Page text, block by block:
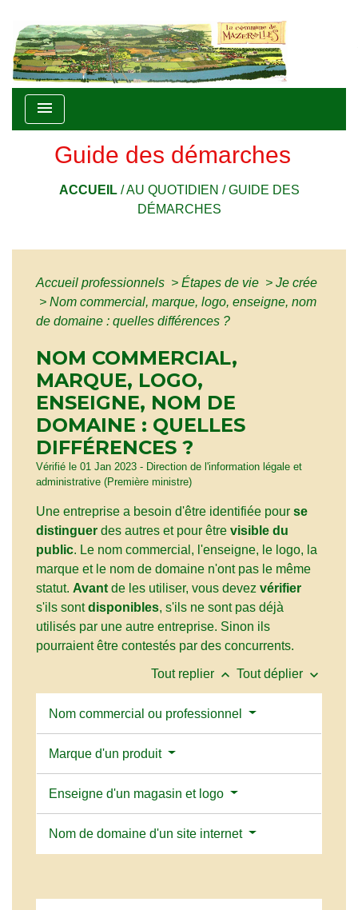
menu
Guide des démarches
ACCUEIL/AU QUOTIDIEN /GUIDE DES
DÉMARCHES
Accueil professionnels > Étapes de vie > Je crée
> Nom commercial, marque, logo, enseigne, nom
de domaine : quelles différences ?
NOM COMMERCIAL,
MARQUE, LOGO,
ENSEIGNE, NOM DE
DOMAINE : QUELLES
DIFFÉRENCES ?
Vérifié le 01 Jan 2023 - Direction de l'information légale et
administrative (Première ministre)
Une entreprise a besoin d'être identifiée pour se
distinguer des autres et pour être visible du
public. Le nom commercial, l'enseigne, le logo, la
marque et le nom de domaine n'ont pas le même
statut. Avant de les utiliser, vous devez vérifier
s'ils sontdisponibles, s'ils ne sont pas déjà
utilisés par une autre entreprise. Sinon ils
pourraient être contestés par des concurrents.
Tout replier keyboard_arrow_up Tout déplier keyboard_arrow_down
Nom commercial ou professionnel
Marque d'un produit
Enseigne d'un magasin et logo
Nom de domaine d'un site internet